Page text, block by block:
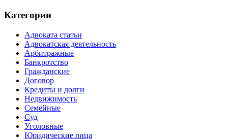
Категории
Адвоката статьи
Адвокатская деятельность
Арбитражные
Банкротство
Гражданские
Договор
Кредиты и долги
Недвижимость
Семейные
Суд
Уголовные
Юридические лица